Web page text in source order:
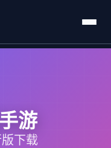
游
下载